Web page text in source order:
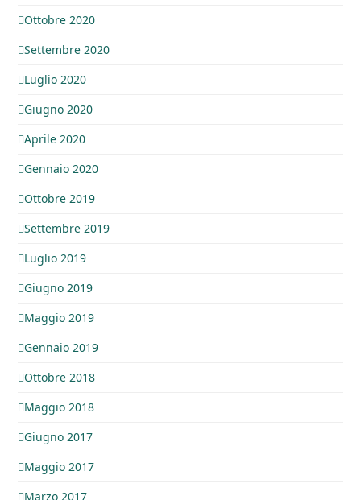
Ottobre 2020
Settembre 2020
Luglio 2020
Giugno 2020
Aprile 2020
Gennaio 2020
Ottobre 2019
Settembre 2019
Luglio 2019
Giugno 2019
Maggio 2019
Gennaio 2019
Ottobre 2018
Maggio 2018
Giugno 2017
Maggio 2017
Marzo 2017